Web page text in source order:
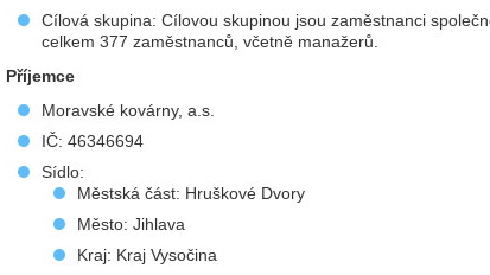
Cílová skupina: Cílovou skupinou jsou zaměstnanci
celkem 377 zaměstnanců, včetně manažerů.
Příjemce
Moravské kovárny, a.s.
IČ: 46346694
Sídlo:
Městská část: Hruškové Dvory
Město: Jihlava
Kraj: Kraj Vysočina